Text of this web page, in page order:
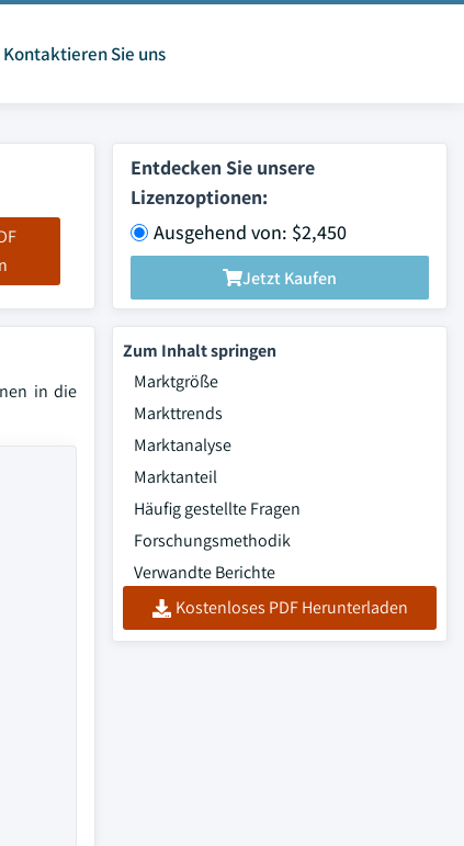
Kontaktieren Sie uns
Entdecken Sie unsere
Lizenzoptionen:
Ausgehend von: $2,450
Jetzt Kaufen
in die
Zum Inhalt springen
Marktgröße
Markttrends
Marktanalyse
Marktanteil
Häufig gestellte Fragen
Forschungsmethodik
Verwandte Berichte
Kostenloses PDF Herunterladen